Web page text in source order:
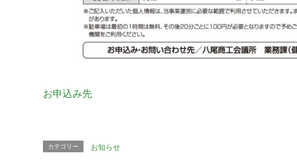
お申込み先
カテゴリー お知らせ